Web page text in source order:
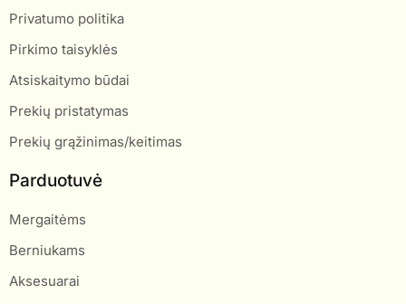
Privatumo politika
Pirkimo taisyklės
Atsiskaitymo būdai
Prekių pristatymas
Prekių grąžinimas/keitimas
Parduotuvė
Mergaitėms
Berniukams
Aksesuarai